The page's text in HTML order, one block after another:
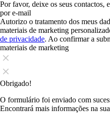
Por favor, deixe os seus contactos,
por e-mail
Autorizo o tratamento dos meus
materiais de marketing
de privacidade. Ao confirmar a
materiais de marketing
Obrigado!
O formulário foi enviado com
Encontrará mais informações na